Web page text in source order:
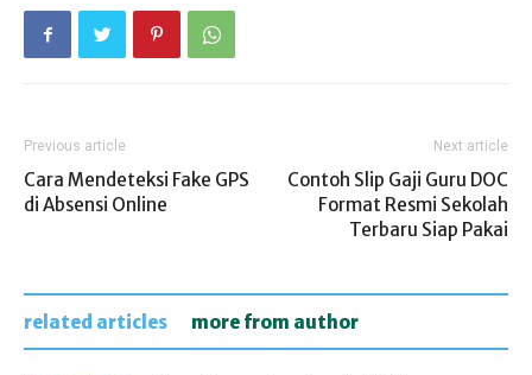
Previous article
Cara Mendeteksi Fake GPS
di Absensi Online
Next article
Contoh Slip Gaji Guru DOC
Format Resmi Sekolah
Terbaru Siap Pakai
related articles more from author